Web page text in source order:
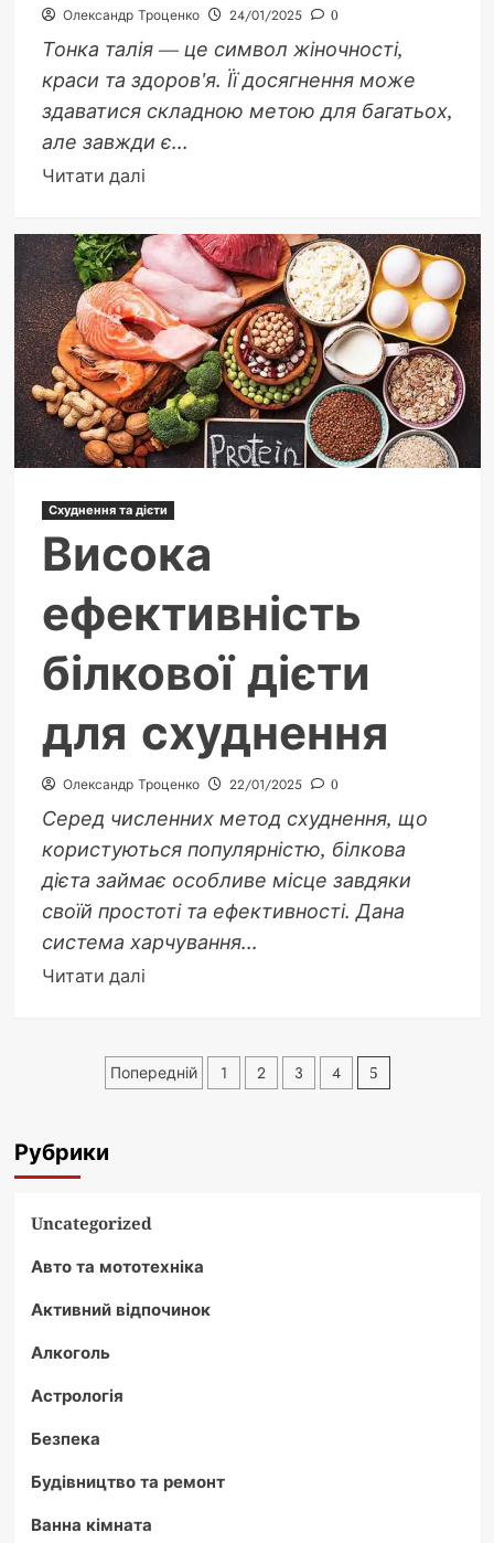
Олександр Троценко 24/01/2025 0
Тонка талія — це символ жіночності,
краси та здоров'я. Її досягнення може
здаватися складною метою для багатьох,
але завжди є...
Читати даліДокладніше
Ефективні
вправи
для
досягнення
тонкої
талії
Схуднення та дієти
Висока
ефективність
білкової дієти
для схуднення
Олександр Троценко 22/01/2025 0
Серед численних метод схуднення, що
користуються популярністю, білкова
дієта займає особливе місце завдяки
своїй простоті та ефективності. Дана
система харчування...
Читати даліДокладніше
ефективність
білкової
Пагінація
Попередній 1 2 3 4 5
Рубрики
Uncategorized
Авто та мототехніка
Активний відпочинок
Алкоголь
Астрологія
Безпека
Будівництво та ремонт
Ванна кімната